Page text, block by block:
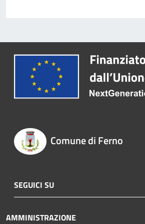
Comune di Ferno
SEGUICI SU
AMMINISTRAZIONE